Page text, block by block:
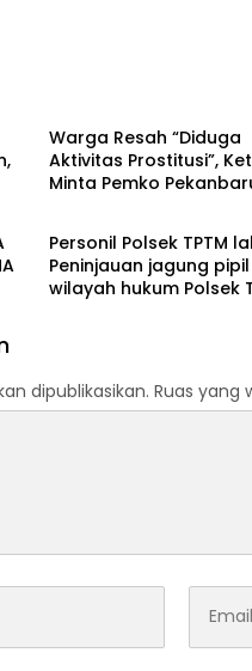
Warga Resah “Diduga
Aktivitas Prostitusi”,
Minta Pemko
Jalan Tanjung Datuk
Berita
Personil Polsek TPTM
Peninjauan jagung
wilayah hukum Polsek
dipublikasikan. Ruas yang